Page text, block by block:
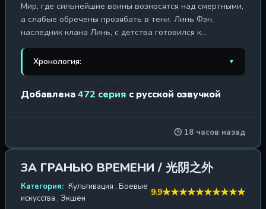
Мир, где сильнейшие воины возносятся над смертными,
а слабые обречены прозябать в тени. Линь Фэн,
наследник клана Линь, с детства готовился к
пробуждению собственного боевого духа. В день
великого ритуала, когда юноша едва сумел
сформировать зачаток меча-духа высочайшего ранга,
меньше всего — от собственной невесты Цзи Маньяо.
алтаре предков. Ослабевший и раздавленный, он
теряет сознание, но его дух не погибает — он
проваливается в Бездну Погребённых Богов, древнюю
тюрьму, где покоятся останки падших небожителей.
Таинственная женщина, что обитает в этом проклятом
месте, предлагает Линь Фэну сделку: уничтожить искры
Хронология: ▼
1. Владыка множества
миров
2021 г. / 500 эп.
2022 г. / 274 эп.
3. Владыка множества миров 3 2024 г. / 446 эп.
Добавлена472 серия с русской озвучкой
🕒 18 часов назад
ЗА ГРАНЬЮ ВРЕМЕНИ / 光阴之外
Категория: Культивация , Боевые
искусства , Экшен
9.9★★★★★★★★★★